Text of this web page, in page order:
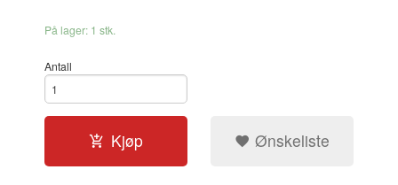
På lager: 1 stk.
Antall
Kjøp Ønskeliste